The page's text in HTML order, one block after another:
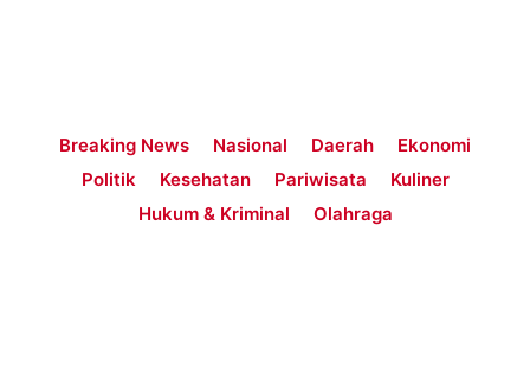
Breaking News Nasional Daerah
Ekonomi
Politik
Kesehatan Pariwisata
Kuliner
Hukum & Kriminal
Olahraga